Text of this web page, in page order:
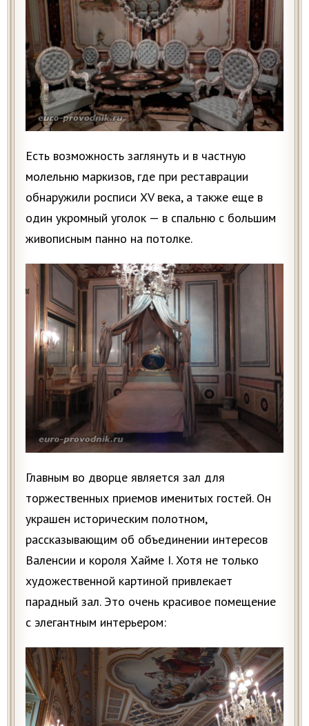
Есть возможность заглянуть и в частную
молельню маркизов, где при реставрации
обнаружили росписи XV века, а также еще в
один укромный уголок — в спальню с большим
живописным панно на потолке.
Главным во дворце является зал для
торжественных приемов именитых гостей. Он
украшен историческим полотном,
рассказывающим об объединении интересов
Валенсии и короля Хайме I. Хотя не только
художественной картиной привлекает
парадный зал. Это очень красивое помещение
с элегантным интерьером: